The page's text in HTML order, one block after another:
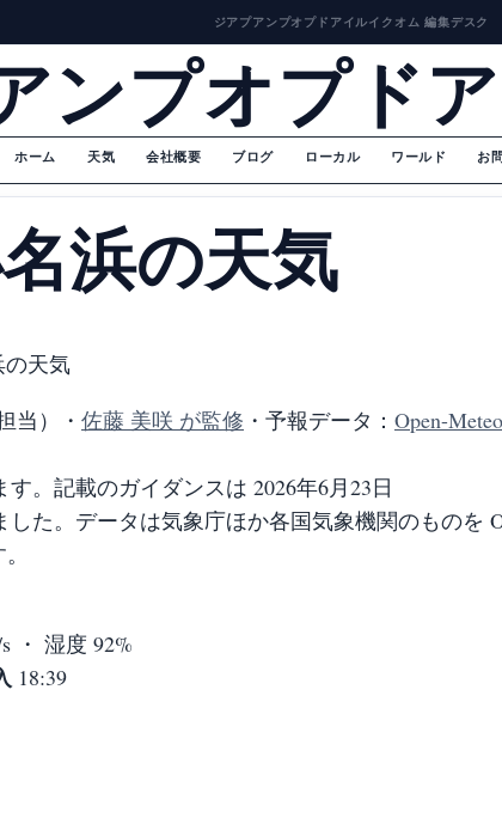
ジアプアンプオプドアイルイクオム 編集デスク
ンプオプド
ホーム 天気 会社概要 ブログ ローカル ワールド お
浜の天気
の天気
当） ・ 佐藤 美咲 が監修 ・ 予報データ： Open-Meteo
。記載のガイダンスは 2026年6月23日
た。データは気象庁ほか各国気象機関のものを
・ 湿度 92%
18:39